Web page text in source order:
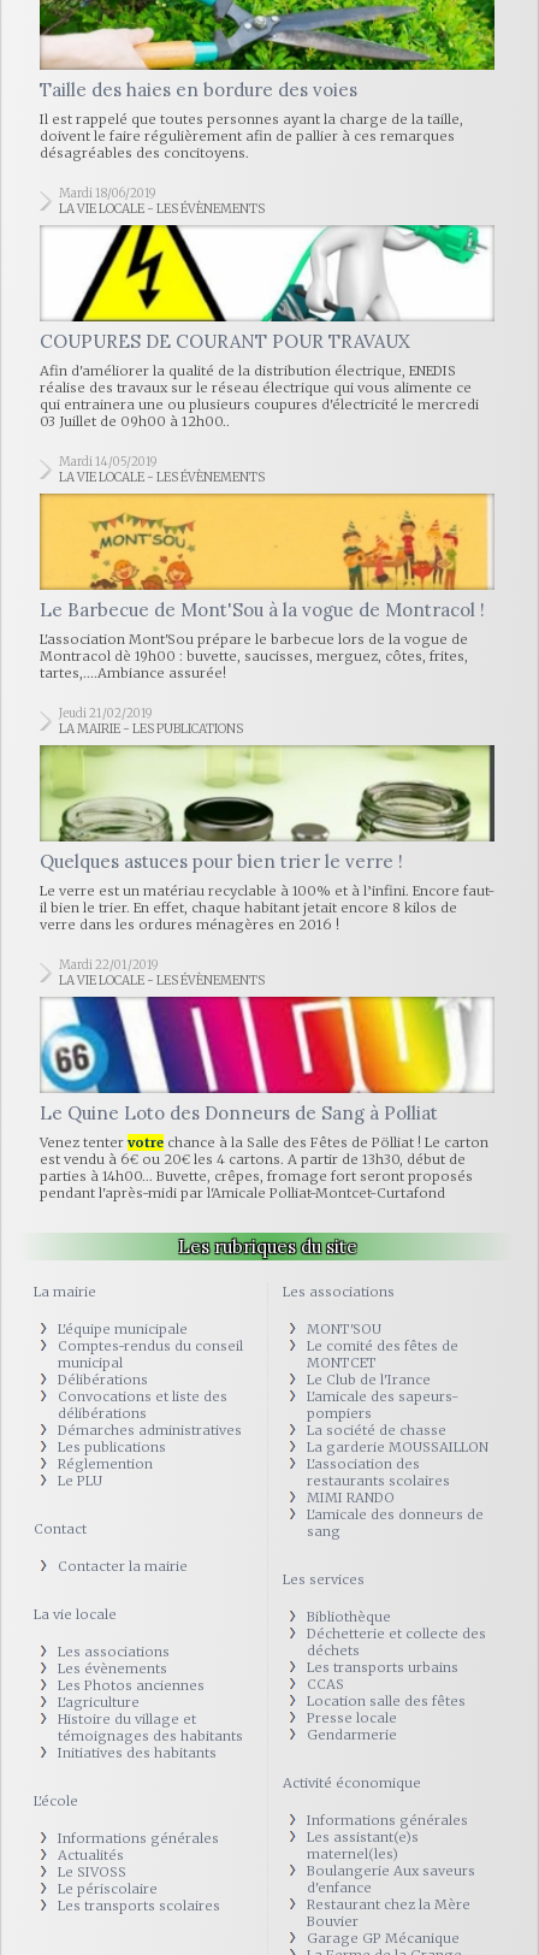
Taille des haies en bordure des voies
Il est rappelé que toutes personnes ayant la charge de la taille,
doivent le faire régulièrement afin de pallier à ces remarques
désagréables des concitoyens.
Mardi 18/06/2019
LA VIE LOCALE - LES ÉVÈNEMENTS
COUPURES DE COURANT POUR TRAVAUX
Afin d'améliorer la qualité de la distribution électrique, ENEDIS
réalise des travaux sur le réseau électrique qui vous alimente ce
qui entrainera une ou plusieurs coupures d'électricité le mercredi
03 Juillet de 09h00 à 12h00..
Mardi 14/05/2019
LA VIE LOCALE - LES ÉVÈNEMENTS
Le Barbecue de Mont'Sou à la vogue de Montracol !
L'association Mont'Sou prépare le barbecue lors de la vogue de
Montracol dè 19h00 : buvette, saucisses, merguez, côtes, frites,
tartes,....Ambiance assurée!
Jeudi 21/02/2019
LA MAIRIE - LES PUBLICATIONS
Quelques astuces pour bien trier le verre !
Le verre est un matériau recyclable à 100% et à l’infini. Encore faut-
il bien le trier. En effet, chaque habitant jetait encore 8 kilos de
verre dans les ordures ménagères en 2016 !
Mardi 22/01/2019
LA VIE LOCALE - LES ÉVÈNEMENTS
Le Quine Loto des Donneurs de Sang à Polliat
Venez tenter votre chance à la Salle des Fêtes de Pölliat ! Le carton
est vendu à 6€ ou 20€ les 4 cartons. A partir de 13h30, début de
parties à 14h00... Buvette, crêpes, fromage fort seront proposés
pendant l'après-midi par l'Amicale Polliat-Montcet-Curtafond
Les rubriques du site
La mairie
L'équipe municipale
Comptes-rendus du conseil
municipal
Délibérations
Convocations et liste des
délibérations
Démarches administratives
Les publications
Réglemention
Le PLU
Contact
Contacter la mairie
La vie locale
Les associations
Les évènements
Les Photos anciennes
L'agriculture
Histoire du village et
témoignages des habitants
Initiatives des habitants
L'école
Informations générales
Actualités
Le SIVOSS
Le périscolaire
Les transports scolaires
Les associations
MONT'SOU
Le comité des fêtes de
MONTCET
Le Club de l'Irance
L'amicale des sapeurs-
pompiers
La société de chasse
La garderie MOUSSAILLON
L'association des
restaurants scolaires
MIMI RANDO
L'amicale des donneurs de
sang
Les services
Bibliothèque
Déchetterie et collecte des
déchets
Les transports urbains
CCAS
Location salle des fêtes
Presse locale
Gendarmerie
Activité économique
Informations générales
Les assistant(e)s
maternel(les)
Boulangerie Aux saveurs
d'enfance
Restaurant chez la Mère
Bouvier
Garage GP Mécanique